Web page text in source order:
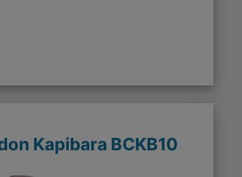
Kapibara BCKB10